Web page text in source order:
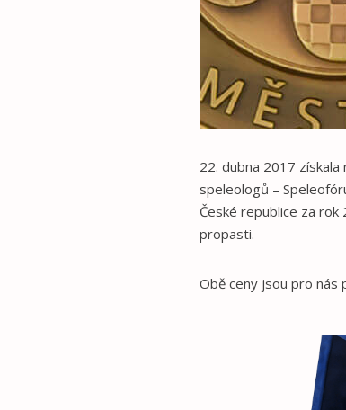
22. dubna 2017
speleologů –
České republice za
propasti.
Obě ceny jsou pro nás